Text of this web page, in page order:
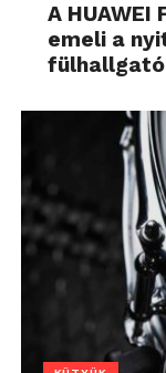
A HUAWEI
emeli a